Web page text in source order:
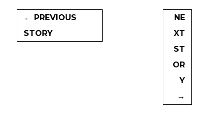
← PREVIOUS
STORY
NE
XT
ST
OR
Y
→